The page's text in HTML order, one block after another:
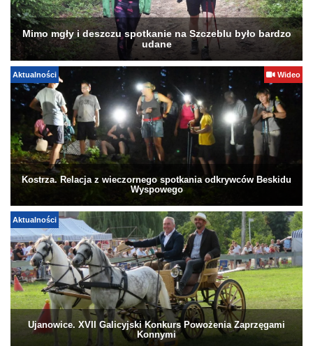
Mimo mgły i deszczu spotkanie na Szczeblu było bardzo
udane
Aktualności Wideo
Kostrza. Relacja z wieczornego spotkania odkrywców Beskidu
Wyspowego
Aktualności
Ujanowice. XVII Galicyjski Konkurs Powożenia Zaprzęgami
Konnymi